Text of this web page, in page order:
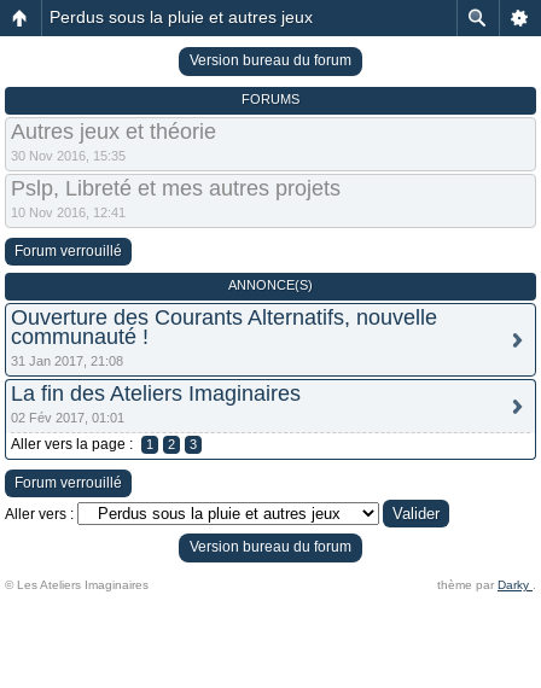
Perdus sous la pluie et autres jeux
Version bureau du forum
FORUMS
Autres jeux et théorie
30 Nov 2016, 15:35
Pslp, Libreté et mes autres projets
10 Nov 2016, 12:41
Forum verrouillé
ANNONCE(S)
Ouverture des Courants Alternatifs, nouvelle
communauté !
31 Jan 2017, 21:08
La fin des Ateliers Imaginaires
02 Fév 2017, 01:01
Aller vers la page : 1 2 3
Forum verrouillé
Aller vers :
Version bureau du forum
© Les Ateliers Imaginaires thème par Darky